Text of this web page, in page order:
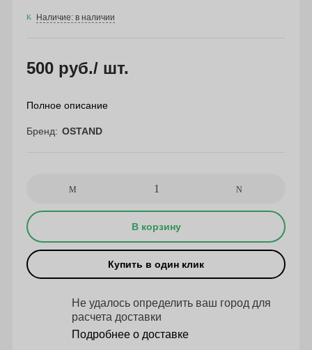
Наличие: в наличии
500 руб./ шт.
Полное описание
Бренд OSTAND
В корзину
Купить в один клик
Не удалось определить ваш город для
расчета доставки
Подробнее о доставке